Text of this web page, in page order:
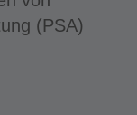
(PSA)